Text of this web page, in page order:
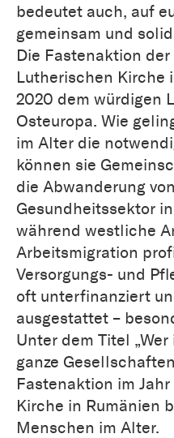
bedeutet auch, auf
gemeinsam und
Die Fastenaktion
Lutherischen Kirche
2020 dem würdigen
Osteuropa. Wie
im Alter die
können sie
die Abwanderung
Gesundheitssektor
während westliche
Arbeitsmigration
Versorgungs- und
oft unterfinanziert
ausgestattet –
Unter dem Titel
ganze
Fastenaktion im
Kirche in Rumänien
Menschen im Alter.